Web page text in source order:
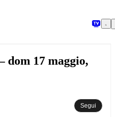
17 maggio,
Segui